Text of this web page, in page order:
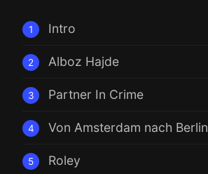
1 Intro
2 Alboz Hajde
3 Partner In Crime
4 Von Amsterdam nach Berlin
5 Roley